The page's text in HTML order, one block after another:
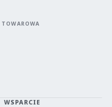
WSPARCIE